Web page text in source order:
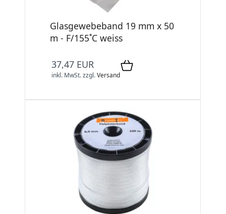
Glasgewebeband 19 mm x 50
m - F/155˚C weiss
37,47 EUR
inkl. MwSt.zzgl.Versand